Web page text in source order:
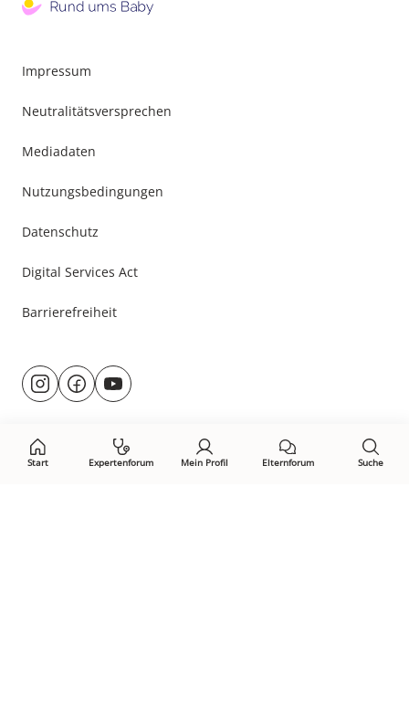
Start Expertenforum Mein Profil Elternforum Suche
Impressum
Neutralitätsversprechen
Mediadaten
Nutzungsbedingungen
Datenschutz
Digital Services Act
Barrierefreiheit
Besuche
uns@rund.ums.baby
facebook.com/rundumsbaby.de
youtube.com/@rundumsbaby_